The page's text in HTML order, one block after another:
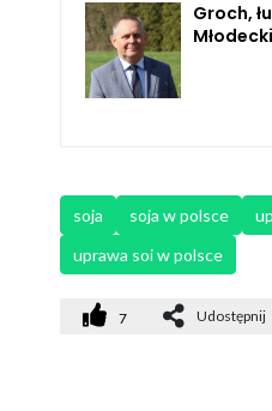
Groch,
soja soja w polsce
uprawa soi w polsce
7 Udostępnij